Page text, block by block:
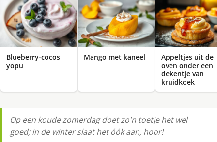
Blueberry-cocos
yopu
Mango met kaneel
Appeltjes uit de
oven onder een
dekentje van
kruidkoek
Op een koude zomerdag doet zo'n toetje het wel
goed; in de winter slaat het óók aan, hoor!